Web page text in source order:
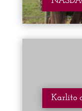
Karlito